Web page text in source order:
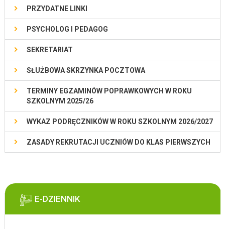
PRZYDATNE LINKI
PSYCHOLOG I PEDAGOG
SEKRETARIAT
SŁUŻBOWA SKRZYNKA POCZTOWA
TERMINY EGZAMINÓW POPRAWKOWYCH W ROKU
SZKOLNYM 2025/26
WYKAZ PODRĘCZNIKÓW W ROKU SZKOLNYM 2026/2027
ZASADY REKRUTACJI UCZNIÓW DO KLAS PIERWSZYCH
E-DZIENNIK